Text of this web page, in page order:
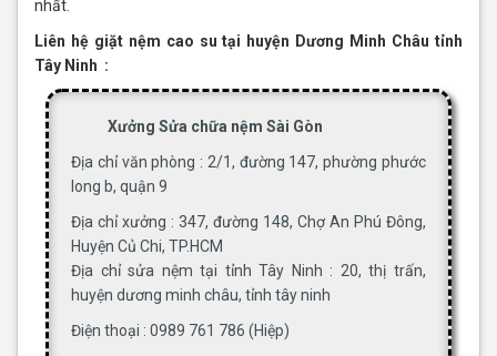
nhất.
Liên hệ giặt nệm cao su tại huyện Dương Minh Châu tỉnh
Tây Ninh :
Xưởng Sửa chữa nệm Sài Gòn
Địa chỉ văn phòng : 2/1, đường 147, phường phước
long b, quận 9
Địa chỉ xưởng : 347, đường 148, Chợ An Phú Đông,
Huyện Củ Chi, TP.HCM
Địa chỉ sửa nệm tại tỉnh Tây Ninh : 20, thị trấn,
huyện dương minh châu, tỉnh tây ninh
Điện thoại : 0989 761 786 (Hiệp)